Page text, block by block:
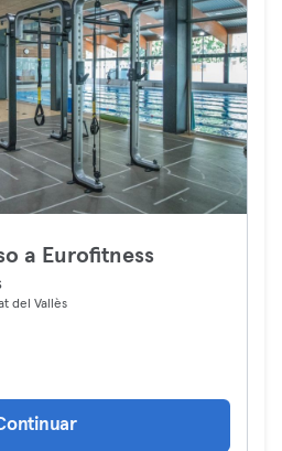
a Eurofitness
del Vallès